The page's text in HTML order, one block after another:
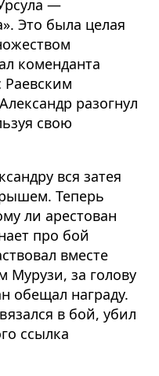
—
Это была целая
коменданта
Раевским
разогнул
свою
вся затея
Теперь
ли арестован
про бой
вместе
Мурузи, за голову
обещал награду.
в бой, убил
ссылка